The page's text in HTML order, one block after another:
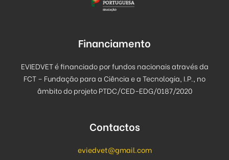
Financiamento
EVIEDVET é financiado por fundos nacionais através da
FCT – Fundação para a Ciência e a Tecnologia, I.P., no
âmbito do projeto PTDC/CED-EDG/0187/2020
Contactos
eviedvet@gmail.com